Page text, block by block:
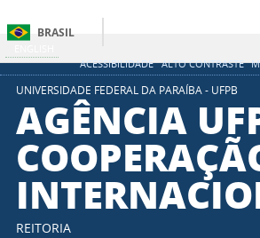
ACESSIBILIDADE ALTO CONTRASTE
BRASIL
UNIVERSIDADE FEDERAL DA PARAÍBA - UFPB
AGÊNCIA
REITORIA